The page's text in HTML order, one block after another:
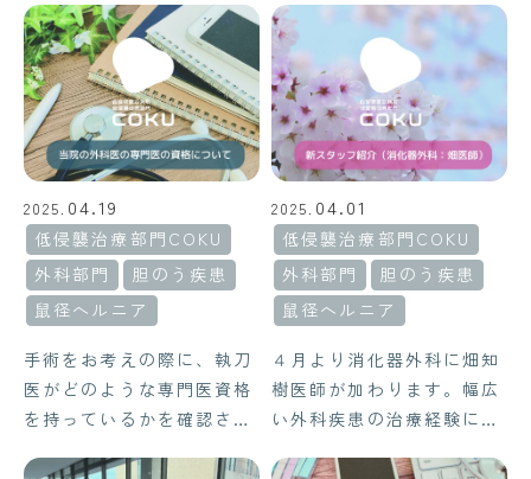
します。術中の安全はもと
より、術後の疼痛管理にも
力を入れてまいります。
では、ただ内視鏡検査・治
療を行うだけではなく、患
者様ひとりひとりに合わせ
て最適な医療を提案してお
り、その方針が分かりやす
く説明されています。よろ
し […]
2025. 04.19
低侵襲治療部門COKU
外科部門
胆のう疾患
鼠径ヘルニア
手術をお考えの際に、執刀
医がどのような専門医資格
を持っているかを確認され
2025. 04.01
低侵襲治療部門COKU
外科部門
胆のう疾患
鼠径ヘルニア
４月より消化器外科に畑知
樹医師が加わります。幅広
い外科疾患の治療経験に加